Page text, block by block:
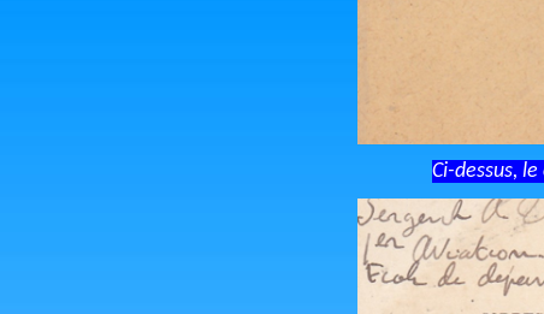
Ci-dessus,